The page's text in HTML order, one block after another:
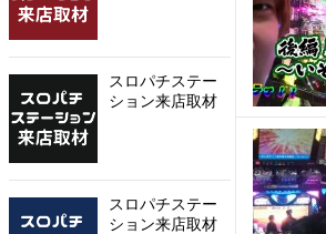
スロパチステー
ション来店取材
スロパチステー
ション来店取材